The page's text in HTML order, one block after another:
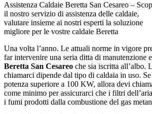
Assistenza Caldaie Beretta San Cesareo –
il nostro servizio di assistenza delle caldaie,
valutare insieme ai nostri esperti la soluzione
migliore per le vostre caldaie Beretta
Una volta l’anno. Le attuali norme in vigore
far intervenire una seria ditta di manutenzione e
Beretta San Cesareo che sia iscritta all’albo.
chiamarci dipende dal tipo di caldaia in uso.
potenza superiore a 100 KW, allora devi
come minimo per assicurarci che i filtri
i fumi prodotti dalla combustione del gas